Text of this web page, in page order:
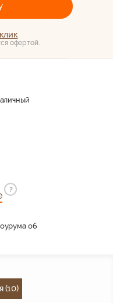
офертой.
?
об
(10)